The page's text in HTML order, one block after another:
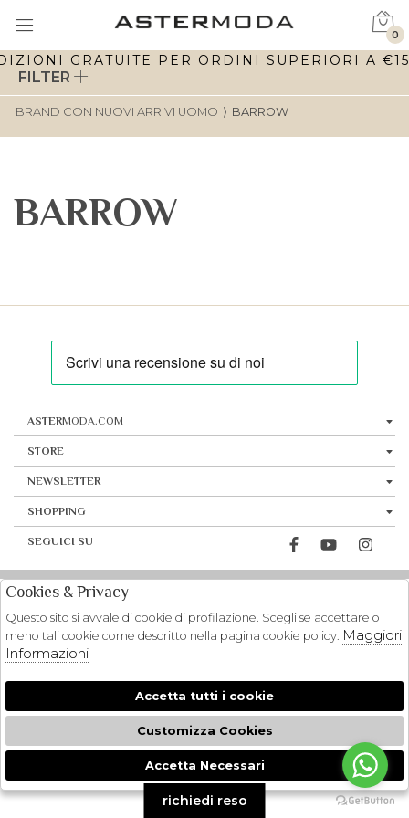
GRATUITE PER ORDINI SUPERIORI A
0
FILTER
BRAND CON NUOVI ARRIVI UOMO ⟩ BARROW
BARROW
ASTERMODA.COM
STORE
NEWSLETTER
SHOPPING
SEGUICI SU
🍪
richiedi reso
Cookies & Privacy
Questo sito si avvale di cookie di profilazione. Scegli se accettare o
meno tali cookie come descritto nella pagina cookie policy. Maggiori
Informazioni
Accetta tutti i cookie
Customizza Cookies
Accetta Necessari